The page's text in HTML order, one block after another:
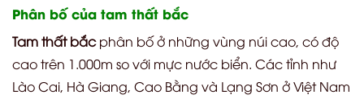
Phân bố của tam thất bắc
Tam thất bắcphân bố ở những vùng núi cao, có độ
cao trên 1.000m so với mực nước biển. Các tỉnh như
Lào Cai, Hà Giang, Cao Bằng và Lạng Sơn ở Việt Nam